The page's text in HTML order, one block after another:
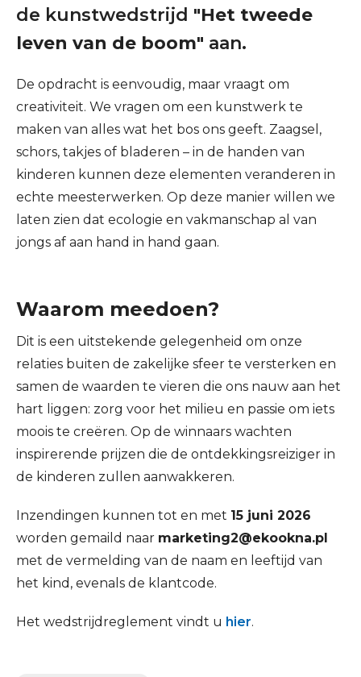
de kunstwedstrijd "Het tweede
leven van de boom" aan.
De opdracht is eenvoudig, maar vraagt om
creativiteit. We vragen om een kunstwerk te
maken van alles wat het bos ons geeft. Zaagsel,
schors, takjes of bladeren – in de handen van
kinderen kunnen deze elementen veranderen in
echte meesterwerken. Op deze manier willen we
laten zien dat ecologie en vakmanschap al van
jongs af aan hand in hand gaan.
Waarom meedoen?
Dit is een uitstekende gelegenheid om onze
relaties buiten de zakelijke sfeer te versterken en
samen de waarden te vieren die ons nauw aan het
hart liggen: zorg voor het milieu en passie om iets
moois te creëren. Op de winnaars wachten
inspirerende prijzen die de ontdekkingsreiziger in
de kinderen zullen aanwakkeren.
Inzendingen kunnen tot en met 15 juni 2026
worden gemaild naar marketing2@ekookna.pl
met de vermelding van de naam en leeftijd van
het kind, evenals de klantcode.
Het wedstrijdreglement vindt u hier.